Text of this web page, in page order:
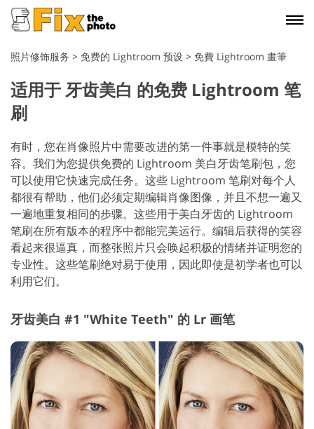
照片修饰服务 > 免费的 Lightroom 预设 > 免費 Lightroom 畫筆
适用于 牙齿美白 的免费 Lightroom 笔
刷
有时，您在肖像照片中需要改进的第一件事就是模特的笑
容。我们为您提供免费的 Lightroom 美白牙齿笔刷包，您
可以使用它快速完成任务。这些 Lightroom 笔刷对每个人
都很有帮助，他们必须定期编辑肖像图像，并且不想一遍又
一遍地重复相同的步骤。这些用于美白牙齿的 Lightroom
笔刷在所有版本的程序中都能完美运行。编辑后获得的笑容
看起来很逼真，而整张照片只会唤起积极的情绪并证明您的
专业性。这些笔刷绝对易于使用，因此即使是初学者也可以
利用它们。
牙齿美白 #1 "White Teeth" 的 Lr 画笔